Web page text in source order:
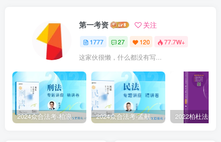
第一考资 关注
1777 27 120 77.7W+
这家伙很懒，什么都没有写...
2024众合法考-柏浪涛刑法-精讲卷pdf电子版（附视频1-76全） 2024众合法考-孟献贵民法-精讲卷.pdf